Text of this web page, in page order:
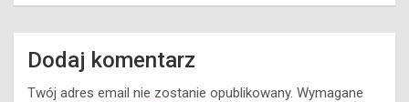
Dodaj komentarz
Twój adres email nie zostanie opublikowany. Wymagane